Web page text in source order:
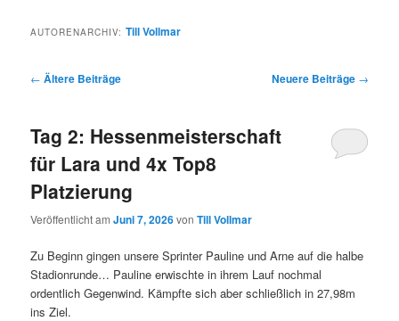
AUTORENARCHIV:Till Vollmar
Beitragsnavigation
← Ältere Beiträge Neuere Beiträge →
Tag 2: Hessenmeisterschaft
für Lara und 4x Top8
Platzierung
Veröffentlicht amJuni 7, 2026vonTill Vollmar
Zu Beginn gingen unsere Sprinter Pauline und Arne auf die halbe
Stadionrunde… Pauline erwischte in ihrem Lauf nochmal
ordentlich Gegenwind. Kämpfte sich aber schließlich in 27,98m
ins Ziel.